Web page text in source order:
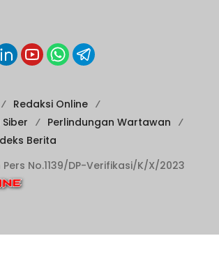
Redaksi Online
Perlindungan Wartawan
Berita
No.1139/DP-Verifikasi/K/X/2023